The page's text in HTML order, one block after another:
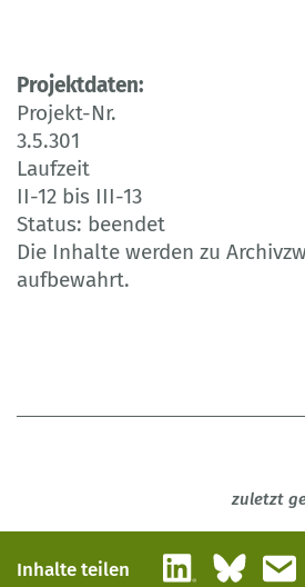
Projektdaten:
Projekt-Nr.
3.5.301
Laufzeit
II-12 bis III-13
Status: beendet
Die Inhalte werden zu
aufbewahrt.
zuletzt
Inhalte teilen LinkedInBluesky